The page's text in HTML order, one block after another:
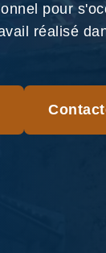
pour
réalisé